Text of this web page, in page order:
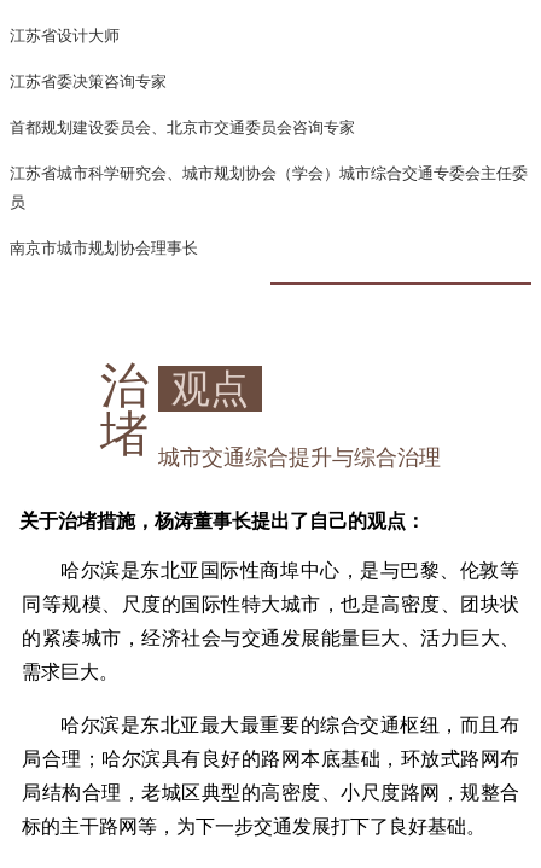
江苏省设计大师
江苏省委决策咨询专家
首都规划建设委员会、北京市交通委员会咨询专家
江苏省城市科学研究会、城市规划协会（学会）城市综合交通专委会主任委
员
南京市城市规划协会理事长
治
堵
观点
城市交通综合提升与综合治理
关于治堵措施，杨涛董事长提出了自己的观点：
哈尔滨是东北亚国际性商埠中心，是与巴黎、伦敦等
同等规模、尺度的国际性特大城市，也是高密度、团块状
的紧凑城市，经济社会与交通发展能量巨大、活力巨大、
需求巨大。
哈尔滨是东北亚最大最重要的综合交通枢纽，而且布
局合理；哈尔滨具有良好的路网本底基础，环放式路网布
局结构合理，老城区典型的高密度、小尺度路网，规整合
标的主干路网等，为下一步交通发展打下了良好基础。